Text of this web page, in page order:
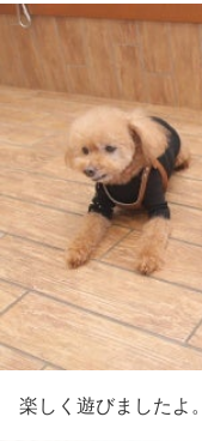
楽しく遊びましたよ。